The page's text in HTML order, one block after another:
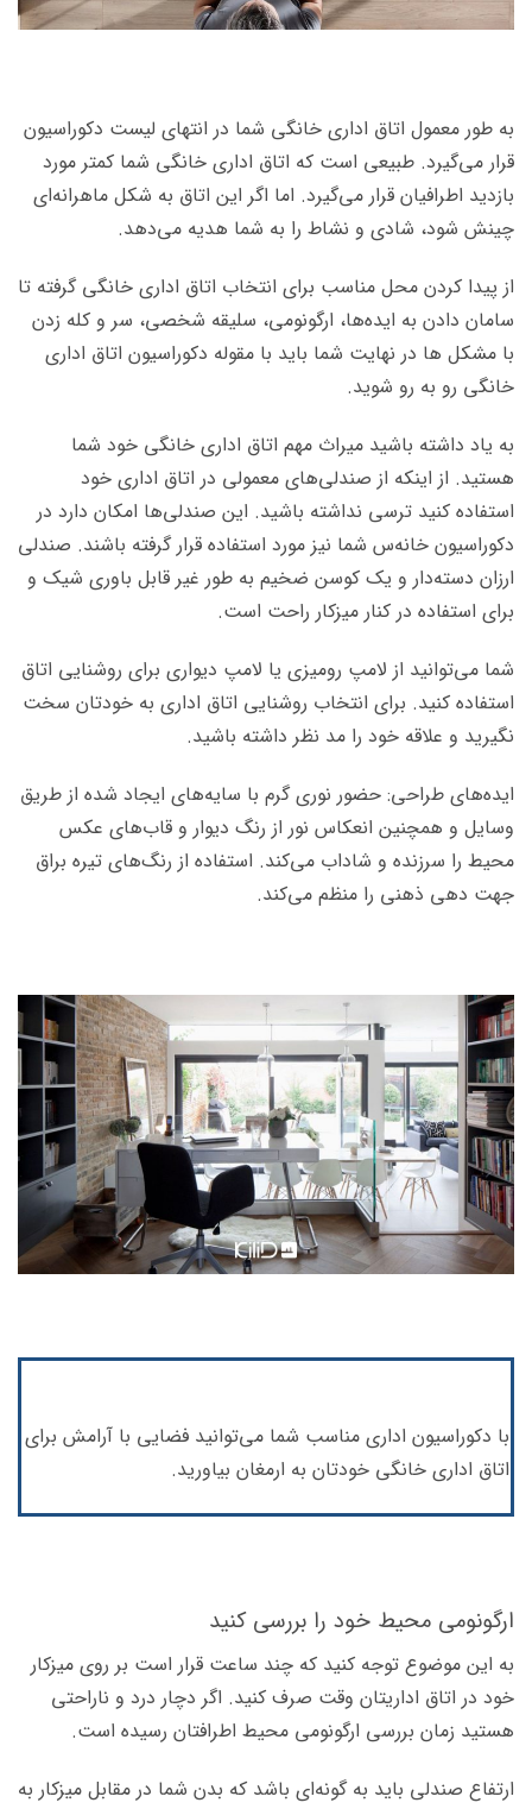
به طور معمول اتاق اداری خانگی شما در انتهای لیست دکوراسیون
قرار می‌گیرد. طبیعی است که اتاق اداری خانگی شما کمتر مورد
بازدید اطرافیان قرار می‌گیرد. اما اگر این اتاق به شکل ماهرانه‌ای
چینش شود، شادی و نشاط را به شما هدیه می‌دهد.
از پیدا کردن محل مناسب برای انتخاب اتاق اداری خانگی گرفته تا
سامان دادن به ایده‌ها، ارگونومی، سلیقه شخصی، سر و کله زدن
با مشکل ها در نهایت شما باید با مقوله دکوراسیون اتاق اداری
خانگی رو به رو شوید.
به یاد داشته باشید میراث مهم اتاق اداری خانگی خود شما
هستید. از اینکه از صندلی‌های معمولی در اتاق اداری خود
استفاده کنید ترسی نداشته باشید. این صندلی‌ها امکان دارد در
دکوراسیون خانه‌س شما نیز مورد استفاده قرار گرفته باشند. صندلی
ارزان دسته‌دار و یک کوسن ضخیم به طور غیر قابل باوری شیک و
برای استفاده در کنار میزکار راحت است.
شما می‌توانید از لامپ رومیزی یا لامپ دیواری برای روشنایی اتاق
استفاده کنید. برای انتخاب روشنایی اتاق اداری به خودتان سخت
نگیرید و علاقه خود را مد نظر داشته باشید.
ایده‌های طراحی: حضور نوری گرم با سایه‌های ایجاد شده از طریق
وسایل و همچنین انعکاس نور از رنگ دیوار و قاب‌های عکس
محیط را سرزنده و شاداب می‌کند. استفاده از رنگ‌های تیره براق
جهت دهی ذهنی را منظم می‌کند.
با دکوراسیون اداری مناسب شما می‌توانید فضایی با آرامش برای
اتاق اداری خانگی خودتان به ارمغان بیاورید.
ارگونومی محیط خود را بررسی کنید
به این موضوع توجه کنید که چند ساعت قرار است بر روی میزکار
خود در اتاق اداریتان وقت صرف کنید. اگر دچار درد و ناراحتی
هستید زمان بررسی ارگونومی محیط اطرافتان رسیده است.
ارتفاع صندلی باید به گونه‌ای باشد که بدن شما در مقابل میزکار به